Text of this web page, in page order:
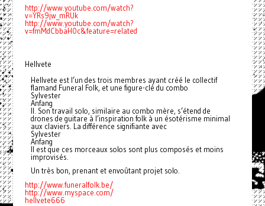
http://www.youtube.com/watch?
v=YRs9jw_mRUk
http://www.youtube.com/watch?
v=fmMdCbbaH0c&feature=related
Hellvete
Hellvete est l’un des trois membres ayant créé le collectif
flamand Funeral Folk, et une figure-clé du combo
Sylvester
Anfang
II. Son travail solo, similaire au combo mère, s’étend de
drones de guitare à l’inspiration folk à un ésotérisme minimal
aux claviers. La différence signifiante avec
Sylvester
Anfang
II est que ces morceaux solos sont plus composés et moins
improvisés.
Un très bon, prenant et envoûtant projet solo.
http://www.funeralfolk.be/
http://www.myspace.com/
hellvete666